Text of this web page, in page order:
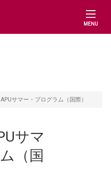
MENU
サマー・プログラム（国際）
サマ
（国